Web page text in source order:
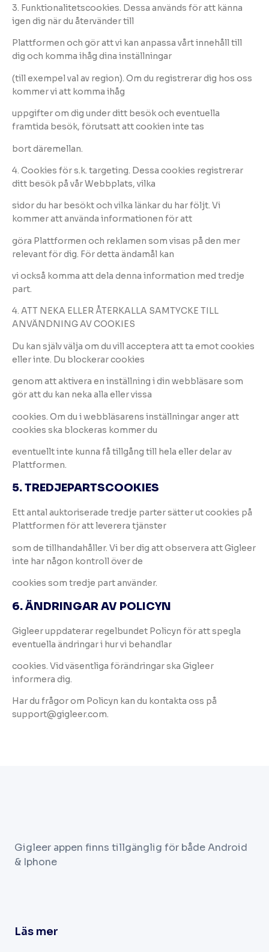
3. Funktionalitetscookies. Dessa används för att känna
igen dig när du återvänder till
Plattformen och gör att vi kan anpassa vårt innehåll till
dig och komma ihåg dina inställningar
(till exempel val av region). Om du registrerar dig hos oss
kommer vi att komma ihåg
uppgifter om dig under ditt besök och eventuella
framtida besök, förutsatt att cookien inte tas
bort däremellan.
4. Cookies för s.k. targeting. Dessa cookies registrerar
ditt besök på vår Webbplats, vilka
sidor du har besökt och vilka länkar du har följt. Vi
kommer att använda informationen för att
göra Plattformen och reklamen som visas på den mer
relevant för dig. För detta ändamål kan
vi också komma att dela denna information med tredje
part.
4. ATT NEKA ELLER ÅTERKALLA SAMTYCKE TILL
ANVÄNDNING AV COOKIES
Du kan själv välja om du vill acceptera att ta emot cookies
eller inte. Du blockerar cookies
genom att aktivera en inställning i din webbläsare som
gör att du kan neka alla eller vissa
cookies. Om du i webbläsarens inställningar anger att
cookies ska blockeras kommer du
eventuellt inte kunna få tillgång till hela eller delar av
Plattformen.
5. TREDJEPARTSCOOKIES
Ett antal auktoriserade tredje parter sätter ut cookies på
Plattformen för att leverera tjänster
som de tillhandahåller. Vi ber dig att observera att Gigleer
inte har någon kontroll över de
cookies som tredje part använder.
6. ÄNDRINGAR AV POLICYN
Gigleer uppdaterar regelbundet Policyn för att spegla
eventuella ändringar i hur vi behandlar
cookies. Vid väsentliga förändringar ska Gigleer
informera dig.
Har du frågor om Policyn kan du kontakta oss på
support@gigleer.com.
Gigleer appen finns tillgänglig för både Android
& Iphone
Läs mer